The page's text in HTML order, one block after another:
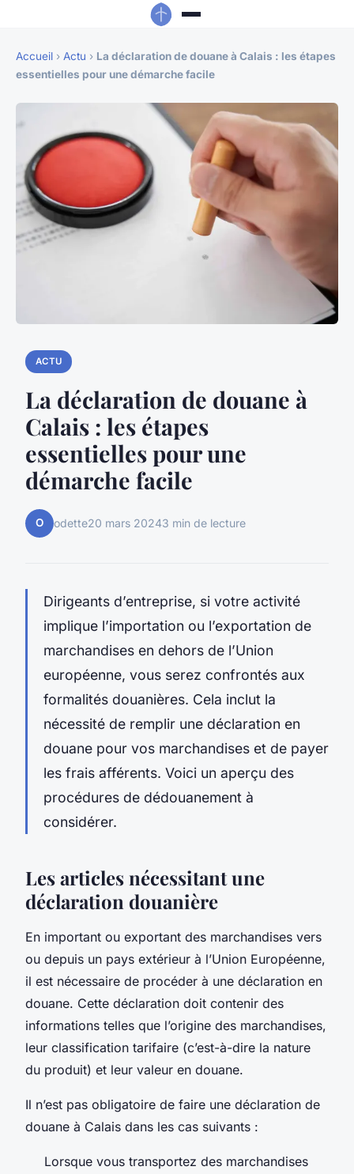
Accueil › Actu › La déclaration de douane à Calais : les étapes
essentielles pour une démarche facile
ACTU
La déclaration de douane à
Calais : les étapes
essentielles pour une
démarche facile
O odette20 mars 20243 min de lecture
Dirigeants d’entreprise, si votre activité
implique l’importation ou l’exportation de
marchandises en dehors de l’Union
européenne, vous serez confrontés aux
formalités douanières. Cela inclut la
nécessité de remplir une déclaration en
douane pour vos marchandises et de payer
les frais afférents. Voici un aperçu des
procédures de dédouanement à
considérer.
Les articles nécessitant une
déclaration douanière
En important ou exportant des marchandises vers
ou depuis un pays extérieur à l’Union Européenne,
il est nécessaire de procéder à une déclaration en
douane. Cette déclaration doit contenir des
informations telles que l’origine des marchandises,
leur classification tarifaire (c’est-à-dire la nature
du produit) et leur valeur en douane.
Il n’est pas obligatoire de faire une déclaration de
douane à Calais dans les cas suivants :
Lorsque vous transportez des marchandises